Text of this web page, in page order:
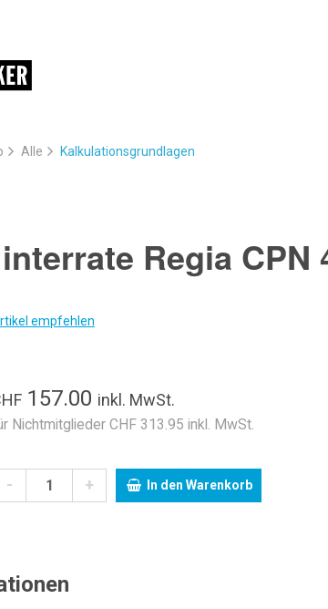
Alle Kalkulationsgrundlagen
Regia
empfehlen
157.00 inkl. MwSt.
Nichtmitglieder CHF 313.95 inkl. MwSt.
- + In den Warenkorb